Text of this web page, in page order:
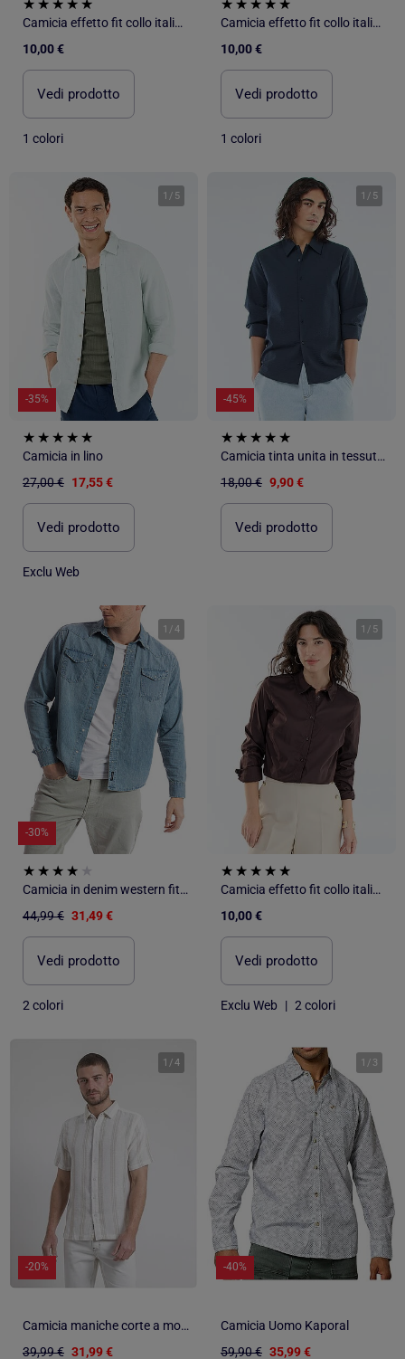
Camicia effetto fit collo italiano
10,00 €
Vedi prodotto
1 colori
Camicia effetto fit collo italiano
10,00 €
Vedi prodotto
1 colori
1 / 5
-35%
Camicia in lino
27,00 € 17,55 €
Vedi prodotto
Exclu Web
1 / 5
-45%
Camicia tinta unita in tessuto goffrato
18,00 € 9,90 €
Vedi prodotto
1 /4
-30%
Camicia in denim western fit FURIO
44,99 € 31,49 €
Vedi prodotto
2 colori
1 / 5
Camicia effetto fit collo italiano
10,00 €
Vedi prodotto
Exclu Web | 2 colori
1 /4
-20%
Camicia maniche corte a motivi DOULITTLE
39,99 € 31,99 €
1 / 3
-40%
Camicia Uomo Kaporal
59,90 € 35,99 €